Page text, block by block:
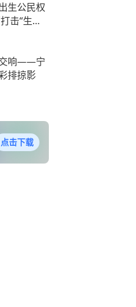
生公民权
击“生育
交响——宁
排掠影
点击下载